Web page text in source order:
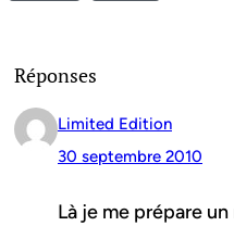
Réponses
Limited Edition
30 septembre 2010
Là je me prépare